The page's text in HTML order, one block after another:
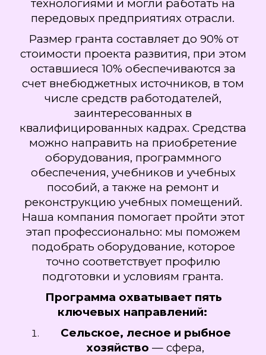
технологиями и могли работать на
передовых предприятиях отрасли.
Размер гранта составляет до 90% от
стоимости проекта развития, при этом
оставшиеся 10% обеспечиваются за
счет внебюджетных источников, в том
числе средств работодателей,
заинтересованных в
квалифицированных кадрах. Средства
можно направить на приобретение
оборудования, программного
обеспечения, учебников и учебных
пособий, а также на ремонт и
реконструкцию учебных помещений.
Наша компания помогает пройти этот
этап профессионально: мы поможем
подобрать оборудование, которое
точно соответствует профилю
подготовки и условиям гранта.
Программа охватывает пять
ключевых направлений:
Сельское, лесное и рыбное
хозяйство — сфера,